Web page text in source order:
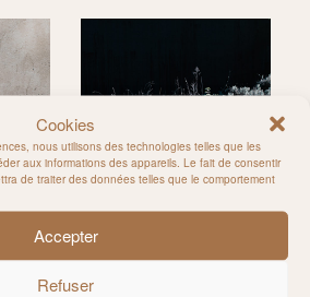
Cookies
nous utilisons des technologies telles que les
aux informations des appareils. Le fait de consentir
de traiter des données telles que le comportement
Accepter
Refuser